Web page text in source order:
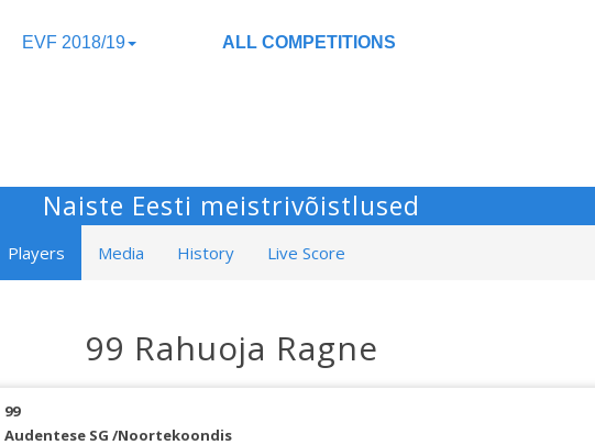
EVF 2018/19 ALL COMPETITIONS
Naiste Eesti meistrivõistlused
Players Media History Live Score
99 Rahuoja Ragne
99
Audentese SG /Noortekoondis